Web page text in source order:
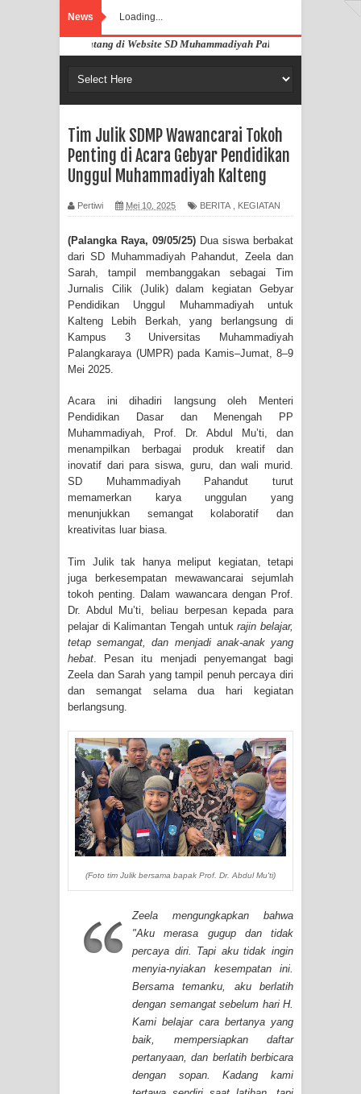
News Loading...
Selamat Datang di Website SD Muhammadiyah Pahandut Palangka Raya
Tim Julik SDMP Wawancarai Tokoh
Penting di Acara Gebyar Pendidikan
Unggul Muhammadiyah Kalteng
Pertiwi Mei 10, 2025 BERITA KEGIATAN
(Palangka Raya, 09/05/25) Dua siswa berbakat
dari SD Muhammadiyah Pahandut, Zeela dan
Sarah, tampil membanggakan sebagai Tim
Jurnalis Cilik (Julik) dalam kegiatan Gebyar
Pendidikan Unggul Muhammadiyah untuk
Kalteng Lebih Berkah, yang berlangsung di
Kampus 3 Universitas Muhammadiyah
Palangkaraya (UMPR) pada Kamis–Jumat, 8–9
Mei 2025.
Acara ini dihadiri langsung oleh Menteri
Pendidikan Dasar dan Menengah PP
Muhammadiyah, Prof. Dr. Abdul Mu’ti, dan
menampilkan berbagai produk kreatif dan
inovatif dari para siswa, guru, dan wali murid.
SD Muhammadiyah Pahandut turut
memamerkan karya unggulan yang
menunjukkan semangat kolaboratif dan
kreativitas luar biasa.
Tim Julik tak hanya meliput kegiatan, tetapi
juga berkesempatan mewawancarai sejumlah
tokoh penting. Dalam wawancara dengan Prof.
Dr. Abdul Mu’ti, beliau berpesan kepada para
pelajar di Kalimantan Tengah untukrajin belajar,
tetap semangat, dan menjadi anak-anak yang
hebat . Pesan itu menjadi penyemangat bagi
Zeela dan Sarah yang tampil penuh percaya diri
dan semangat selama dua hari kegiatan
berlangsung.
(Foto tim Julik bersama bapak Prof. Dr. Abdul Mu'ti)
Zeela mengungkapkan bahwa
"Aku merasa gugup dan tidak
percaya diri. Tapi aku tidak ingin
menyia-nyiakan kesempatan ini.
Bersama temanku, aku berlatih
dengan semangat sebelum hari H.
Kami belajar cara bertanya yang
baik, mempersiapkan daftar
pertanyaan, dan berlatih berbicara
dengan sopan. Kadang kami